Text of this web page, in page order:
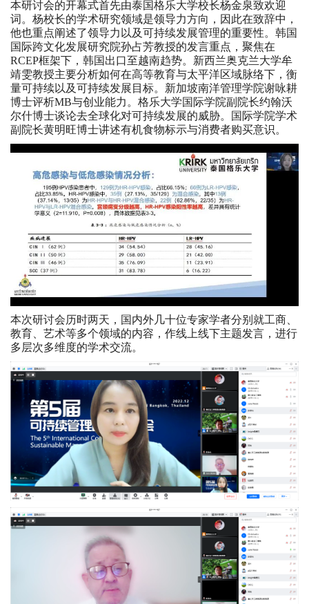
本研讨会的开幕式首先由泰国格乐大学校长杨金泉致欢迎
词。杨校长的学术研究领域是领导力方向，因此在致辞中，
他也重点阐述了领导力以及可持续发展管理的重要性。韩国
国际跨文化发展研究院孙占芳教授的发言重点，聚焦在
RCEP框架下，韩国出口至越南趋势。新西兰奥克兰大学牟
靖雯教授主要分析如何在高等教育与太平洋区域脉络下，衡
量可持续以及可持续发展目标。新加坡南洋管理学院谢咏耕
博士评析MB与创业能力。格乐大学国际学院副院长约翰沃
尔什博士谈论去全球化对可持续发展的威胁。国际学院学术
副院长黄明旺博士讲述有机食物标示与消费者购买意识。
本次研讨会历时两天，国内外几十位专家学者分别就工商、
教育、艺术等多个领域的内容，作线上线下主题发言，进行
多层次多维度的学术交流。